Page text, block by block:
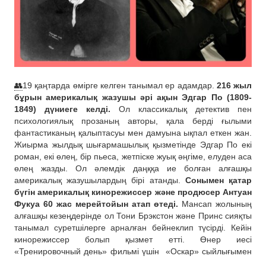
👥19 қаңтарда өмірге келген танымал ер адамдар. 216 жыл
бұрын америкалық жазушы әрі ақын Эдгар По (1809-
1849) дүниеге келді. Ол классикалық детектив пен
психологиялық прозаның авторы, қала берді ғылыми
фантастиканың қалыптасуы мен дамуына ықпал еткен жан.
Жиырма жылдық шығармашылық қызметінде Эдгар По екі
роман, екі өлең, бір пьеса, жетпіске жуық әңгіме, елуден аса
өлең жазды. Ол әлемдік даңққа ие болған алғашқы
америкалық жазушылардың бірі атанды. Сонымен қатар
бүгін америкалық кинорежиссер және продюсер Антуан
Фукуа 60 жас мерейтойын атап өтеді. Мансап жолының
алғашқы кезеңдерінде ол Тони Брэкстон және Принс сияқты
танымал суретшілерге арналған бейнеклип түсірді. Кейін
кинорежиссер болып қызмет етті. Өнер иесі
«Тренировочный день» фильмі үшін
«Оскар» сыйлығымен